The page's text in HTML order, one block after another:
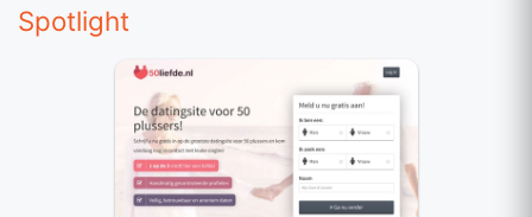
Spotlight